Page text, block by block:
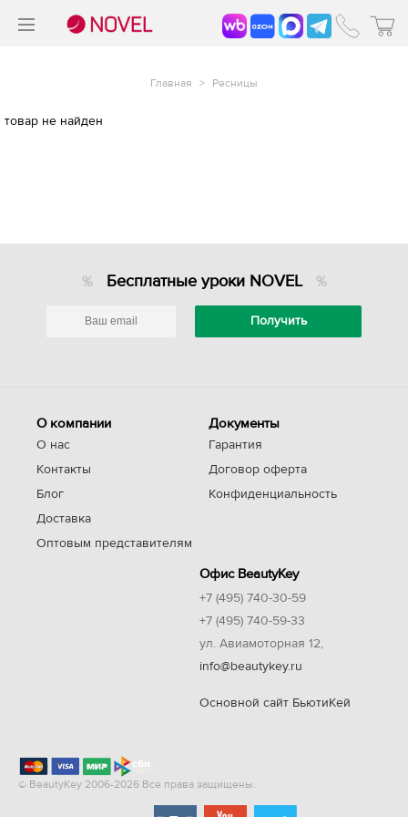
Главная > Ресницы
товар не найден
Бесплатные уроки NOVEL
О компании
О нас
Контакты
Блог
Доставка
Оптовым представителям
Документы
Гарантия
Договор оферта
Конфиденциальность
Офис BeautyKey
+7 (495) 740-30-59
+7 (495) 740-59-33
ул. Авиамоторная 12,
info@beautykey.ru
Основной сайт БьютиКей
© BeautyKey 2006-2026 Все права защищены.